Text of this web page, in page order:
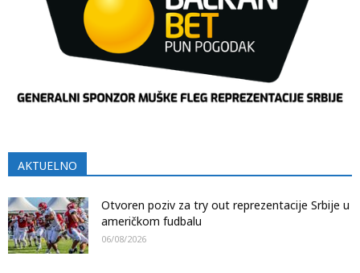
AKTUELNO
Otvoren poziv za try out reprezentacije Srbije u
američkom fudbalu
06/08/2026